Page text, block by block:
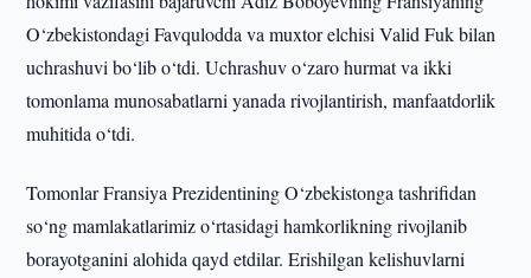
O‘zbekistondagi Favqulodda va muxtor elchisi Valid Fuk bilan
uchrashuvi bo‘lib o‘tdi. Uchrashuv o‘zaro hurmat va ikki
tomonlama munosabatlarni yanada rivojlantirish, manfaatdorlik
muhitida o‘tdi.
Tomonlar Fransiya Prezidentining O‘zbekistonga tashrifidan
so‘ng mamlakatlarimiz o‘rtasidagi hamkorlikning rivojlanib
borayotganini alohida qayd etdilar. Erishilgan kelishuvlarni